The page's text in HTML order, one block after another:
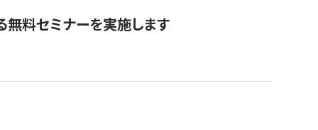
無料セミナーを実施します